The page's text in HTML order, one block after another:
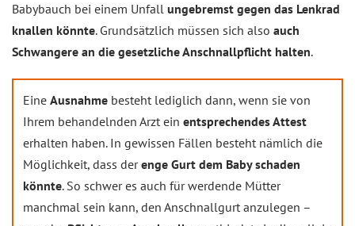
Babybauch bei einem Unfall ungebremst gegen das Lenkrad
knallen könnte. Grundsätzlich müssen sich also auch
Schwangere an die gesetzliche Anschnallpflicht halten.
Eine Ausnahme besteht lediglich dann, wenn sie von
Ihrem behandelnden Arzt ein entsprechendes Attest
erhalten haben. In gewissen Fällen besteht nämlich die
Möglichkeit, dass derenge Gurt dem Baby schaden
könnte. So schwer es auch für werdende Mütter
manchmal sein kann, den Anschnallgurt anzulegen –